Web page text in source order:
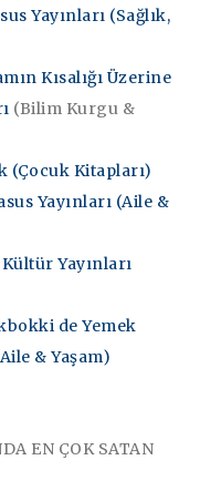
Yayınları (Sağlık,
Kısalığı Üzerine
(Bilim Kurgu &
(Çocuk Kitapları)
Yayınları (Aile &
Yayınları
de Yemek
& Yaşam)
EN ÇOK SATAN